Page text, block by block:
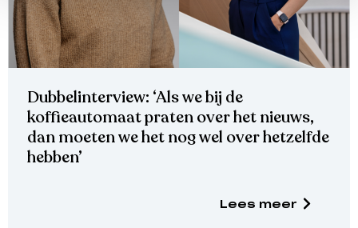
Dubbelinterview: ‘Als we bij de
koffieautomaat praten over het nieuws,
dan moeten we het nog wel over hetzelfde
hebben’
Lees meer